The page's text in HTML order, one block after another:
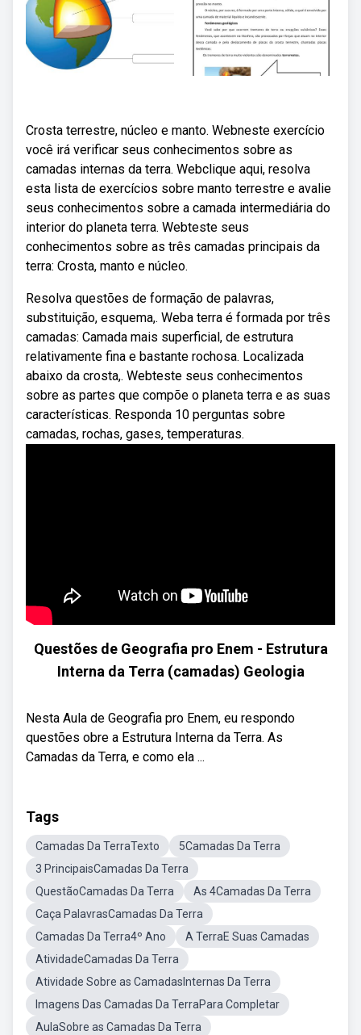
Crosta terrestre, núcleo e manto. Webneste exercício
você irá verificar seus conhecimentos sobre as
camadas internas da terra. Webclique aqui, resolva
esta lista de exercícios sobre manto terrestre e avalie
seus conhecimentos sobre a camada intermediária do
interior do planeta terra. Webteste seus
conhecimentos sobre as três camadas principais da
terra: Crosta, manto e núcleo.
Resolva questões de formação de palavras,
substituição, esquema,. Weba terra é formada por três
camadas: Camada mais superficial, de estrutura
relativamente fina e bastante rochosa. Localizada
abaixo da crosta,. Webteste seus conhecimentos
sobre as partes que compõe o planeta terra e as suas
características. Responda 10 perguntas sobre
camadas, rochas, gases, temperaturas.
Questões de Geografia pro Enem - Estrutura
Interna da Terra (camadas) Geologia
Nesta Aula de Geografia pro Enem, eu respondo
questões obre a Estrutura Interna da Terra. As
Camadas da Terra, e como ela ...
Tags
Camadas Da TerraTexto
5Camadas Da Terra
3 PrincipaisCamadas Da Terra
QuestãoCamadas Da Terra
As 4Camadas Da Terra
Caça PalavrasCamadas Da Terra
Camadas Da Terra4º Ano
A TerraE Suas Camadas
AtividadeCamadas Da Terra
Atividade Sobre as CamadasInternas Da Terra
Imagens Das Camadas Da TerraPara Completar
AulaSobre as Camadas Da Terra